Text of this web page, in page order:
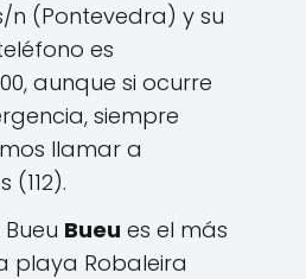
n (Pontevedra) y su
es
aunque si ocurre
siempre
llamar a
(112).
Bueu es el más
playa Robaleira